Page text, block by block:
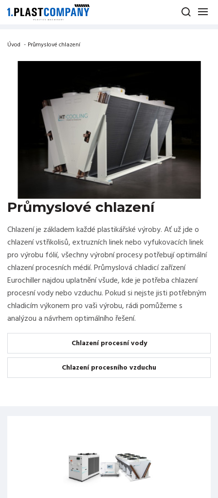
Úvod - Průmyslové chlazení
Průmyslové chlazení
Chlazení je základem každé plastikářské výroby. Ať už jde o
chlazení vstřikolisů, extruzních linek nebo vyfukovacích linek
pro výrobu fólií, všechny výrobní procesy potřebují optimální
chlazení procesních médií. Průmyslová chladicí zařízení
Eurochiller najdou uplatnění všude, kde je potřeba chlazení
procesní vody nebo vzduchu. Pokud si nejste jisti potřebným
chladicím výkonem pro vaši výrobu, rádi pomůžeme s
analýzou a návrhem optimálního řešení.
Chlazení procesní vody
Chlazení procesního vzduchu